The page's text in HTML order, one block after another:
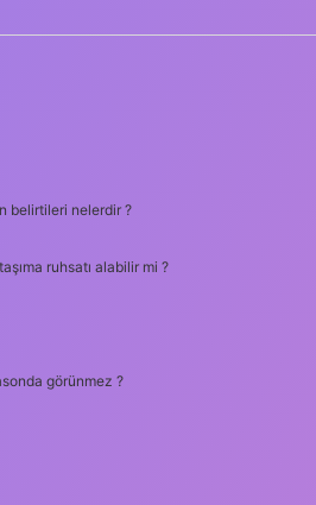
belirtileri nelerdir ?
ruhsatı alabilir mi ?
görünmez ?